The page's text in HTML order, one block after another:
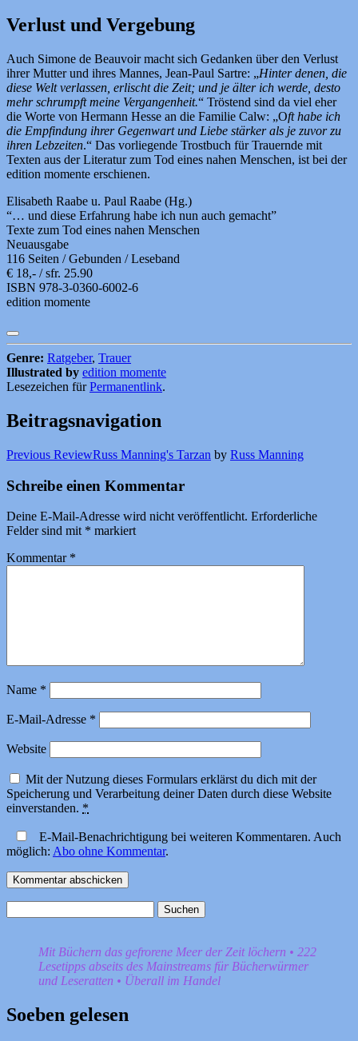
Verlust und Vergebung
Auch Simone de Beauvoir macht sich Gedanken über den Verlust
ihrer Mutter und ihres Mannes, Jean-Paul Sartre: „Hinter denen, die
diese Welt verlassen, erlischt die Zeit; und je älter ich werde, desto
mehr schrumpft meine Vergangenheit.“ Tröstend sind da viel eher
die Worte von Hermann Hesse an die Familie Calw: „Oft habe ich
die Empfindung ihrer Gegenwart und Liebe stärker als je zuvor zu
ihren Lebzeiten.“ Das vorliegende Trostbuch für Trauernde mit
Texten aus der Literatur zum Tod eines nahen Menschen, ist bei der
edition momente erschienen.
Elisabeth Raabe u. Paul Raabe (Hg.)
“… und diese Erfahrung habe ich nun auch gemacht”
Texte zum Tod eines nahen Menschen
Neuausgabe
116 Seiten / Gebunden / Leseband
€ 18,- / sfr. 25.90
ISBN 978-3-0360-6002-6
edition momente
Genre: Ratgeber, Trauer
Illustrated by edition momente
Lesezeichen fürPermanentlink.
Beitragsnavigation
Previous ReviewRuss Manning's Tarzan by Russ Manning
Schreibe einen Kommentar
Deine E-Mail-Adresse wird nicht veröffentlicht. Erforderliche
Felder sind mit * markiert
Kommentar *
Name *
E-Mail-Adresse *
Website
Mit der Nutzung dieses Formulars erklärst du dich mit der
Speicherung und Verarbeitung deiner Daten durch diese Website
einverstanden. *
E-Mail-Benachrichtigung bei weiteren Kommentaren. Auch
möglich: Abo ohne Kommentar.
nach:
Mit Büchern das gefrorene Meer der Zeit löchern • 222
Lesetipps abseits des Mainstreams für Bücherwürmer
und Leseratten • Überall im Handel
Soeben gelesen